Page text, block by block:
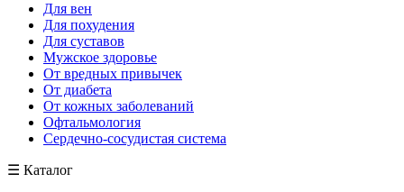
Для вен
Для похудения
Для суставов
Мужское здоровье
От вредных привычек
От диабета
От кожных заболеваний
Офтальмология
Сердечно-сосудистая система
☰ Каталог